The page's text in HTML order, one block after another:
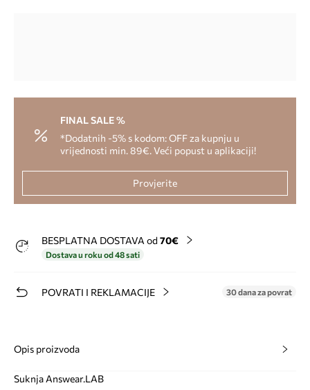
FINAL SALE %
*Dodatnih -5% s kodom: OFF za kupnju u
vrijednosti min. 89€. Veći popust u aplikaciji!
Provjerite
BESPLATNA DOSTAVA od 70€
Dostava u roku od 48 sati
POVRATI I REKLAMACIJE 30 dana za povrat
Opis proizvoda
Suknja Answear.LAB